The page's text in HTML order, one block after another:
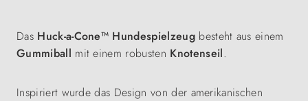
Das Huck-a-Cone™ Hundespielzeugbesteht aus einem
Gummiball mit einem robusten Knotenseil.
Inspiriert wurde das Design von der amerikanischen